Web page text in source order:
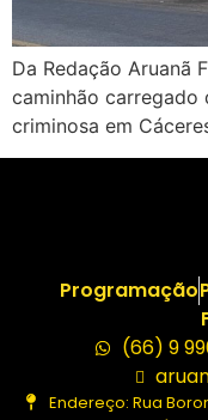
Da Redação Aruanã
caminhão carregado
criminosa em
Programação
(66) 9
Endereço: Rua